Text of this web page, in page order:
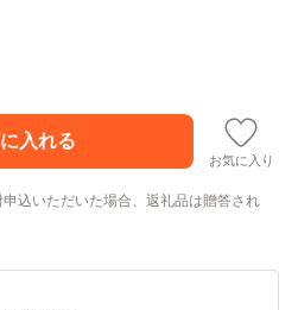
お気に入り
込いただいた場合、返礼品は贈答され